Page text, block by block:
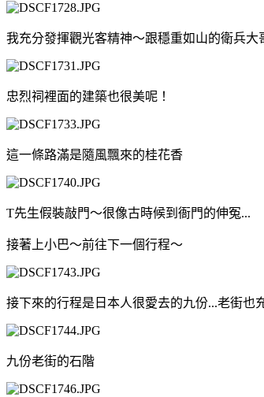
我充分發揮觀光客精神～跟穩重如山的衛兵大
忠烈祠裡面的建築也很美呢！
這一條路滿是隨風飄來的桂花香
T先生假裝敲門～很像古時候到衙門的伸冤...
接著上小巴～前往下一個行程～
接下來的行程是日本人很愛去的九份...老街也
九份老街的石階